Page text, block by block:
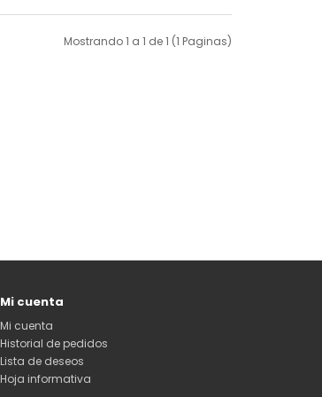
Mostrando 1 a 1 de 1 (1 Paginas)
Mi cuenta
Mi cuenta
Historial de pedidos
Lista de deseos
Hoja informativa